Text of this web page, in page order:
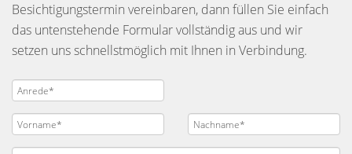
Besichtigungstermin vereinbaren, dann füllen Sie einfach
das untenstehende Formular vollständig aus und wir
setzen uns schnellstmöglich mit Ihnen in Verbindung.